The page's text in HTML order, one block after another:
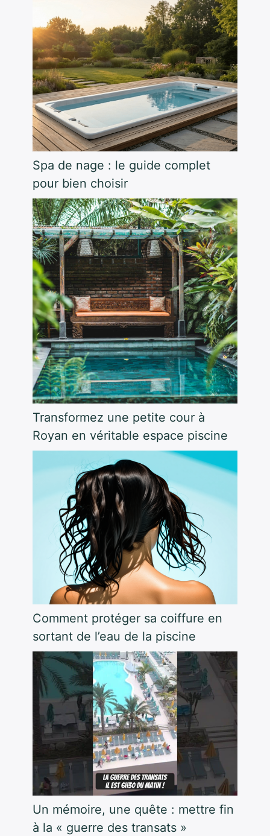
Spa de nage : le guide complet
pour bien choisir
Transformez une petite cour à
Royan en véritable espace piscine
Comment protéger sa coiffure en
sortant de l’eau de la piscine
Un mémoire, une quête : mettre fin
à la « guerre des transats »